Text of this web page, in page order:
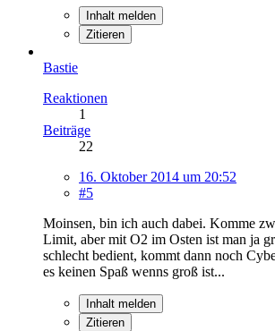
Inhalt melden
Zitieren
Bastie
Reaktionen
1
Beiträge
22
16. Oktober 2014 um 20:52
#5
Moinsen, bin ich auch dabei. Komme
Limit, aber mit O2 im Osten ist man ja
schlecht bedient, kommt dann noch
es keinen Spaß wenns groß ist...
Inhalt melden
Zitieren